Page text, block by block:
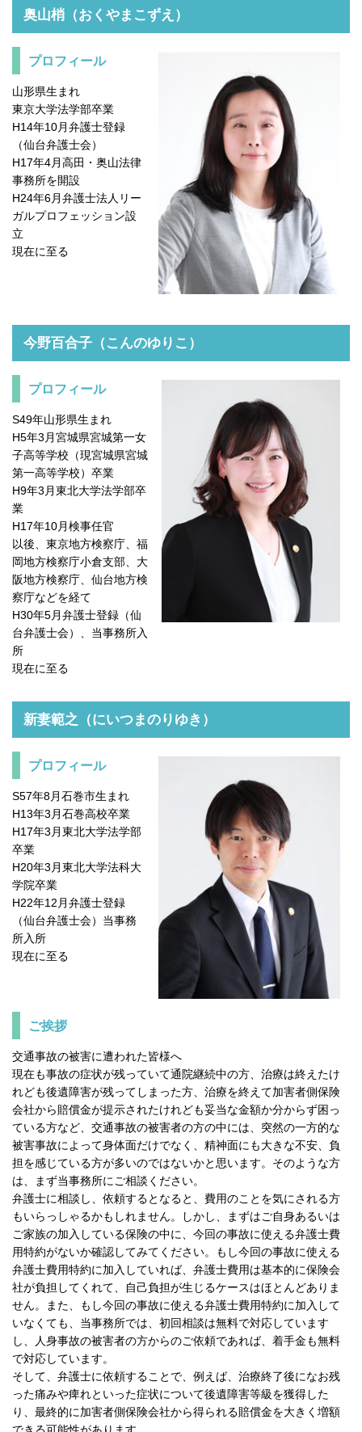
奥山梢（おくやまこずえ）
プロフィール
山形県生まれ
東京大学法学部卒業
H14年10月弁護士登録
（仙台弁護士会）
H17年4月高田・奥山法律
事務所を開設
H24年6月弁護士法人リー
ガルプロフェッション設
立
現在に至る
今野百合子（こんのゆりこ）
プロフィール
S49年山形県生まれ
H5年3月宮城県宮城第一女
子高等学校（現宮城県宮城
第一高等学校）卒業
H9年3月東北大学法学部卒
業
H17年10月検事任官
以後、東京地方検察庁、福
岡地方検察庁小倉支部、大
阪地方検察庁、仙台地方検
察庁などを経て
H30年5月弁護士登録（仙
台弁護士会）、当事務所入
所
現在に至る
新妻範之（にいつまのりゆき）
プロフィール
S57年8月石巻市生まれ
H13年3月石巻高校卒業
H17年3月東北大学法学部
卒業
H20年3月東北大学法科大
学院卒業
H22年12月弁護士登録
（仙台弁護士会）当事務
所入所
現在に至る
ご挨拶
交通事故の被害に遭われた皆様へ
現在も事故の症状が残っていて通院継続中の方、治療は終えたけ
れども後遺障害が残ってしまった方、治療を終えて加害者側保険
会社から賠償金が提示されたけれども妥当な金額か分からず困っ
ている方など、交通事故の被害者の方の中には、突然の一方的な
被害事故によって身体面だけでなく、精神面にも大きな不安、負
担を感じている方が多いのではないかと思います。そのような方
は、まず当事務所にご相談ください。
弁護士に相談し、依頼するとなると、費用のことを気にされる方
もいらっしゃるかもしれません。しかし、まずはご自身あるいは
ご家族の加入している保険の中に、今回の事故に使える弁護士費
用特約がないか確認してみてください。もし今回の事故に使える
弁護士費用特約に加入していれば、弁護士費用は基本的に保険会
社が負担してくれて、自己負担が生じるケースはほとんどありま
せん。また、もし今回の事故に使える弁護士費用特約に加入して
いなくても、当事務所では、初回相談は無料で対応しています
し、人身事故の被害者の方からのご依頼であれば、着手金も無料
で対応しています。
そして、弁護士に依頼することで、例えば、治療終了後になお残
った痛みや痺れといった症状について後遺障害等級を獲得した
り、最終的に加害者側保険会社から得られる賠償金を大きく増額